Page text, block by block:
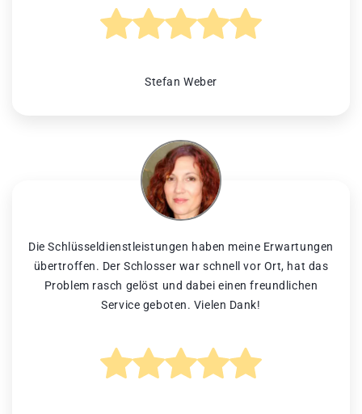
Stefan Weber
Die Schlüsseldienstleistungen haben meine Erwartungen
übertroffen. Der Schlosser war schnell vor Ort, hat das
Problem rasch gelöst und dabei einen freundlichen
Service geboten. Vielen Dank!